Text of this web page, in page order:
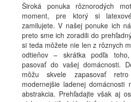
Široká ponuka rôznorodých
moment, pre ktorý si
zamilujete. V našej ponuke ich
preto sme ich zoradili do
si teda môžete nie len z rôznych
odtieňov – skrátka podľa
pasovať do vašej domácnosti.
môžu skvele zapasovať
modernejšie ladenej domácnosti
abstrakcia. Prehľadajte však aj